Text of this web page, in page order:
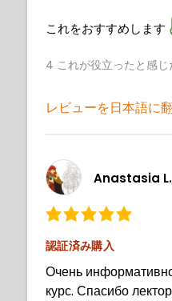
これをおすすめします
4 これが役立ったと感じ
レビューを日本語に
Anastasia L.
認証済み購入
Очень
курс. Спасибо